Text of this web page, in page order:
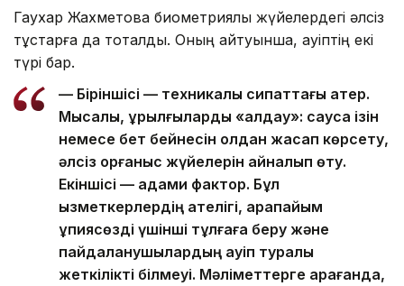
Гаухар Жахметова биометриялық жүйелердегі әлсіз
тұстарға да тоқталды. Оның айтуынша, қауіптің екі
түрі бар.
— Біріншісі — техникалық сипаттағы қатер.
Мысалы, құрылғыларды «алдау»: саусақ ізін
немесе бет бейнесін қолдан жасап көрсету,
әлсіз қорғаныс жүйелерін айналып өту.
Екіншісі — адами фактор. Бұл
қызметкерлердің қателігі, қарапайым
құпиясөзді үшінші тұлғаға беру және
пайдаланушылардың қауіп туралы
жеткілікті білмеуі. Мәліметтерге қарағанда,